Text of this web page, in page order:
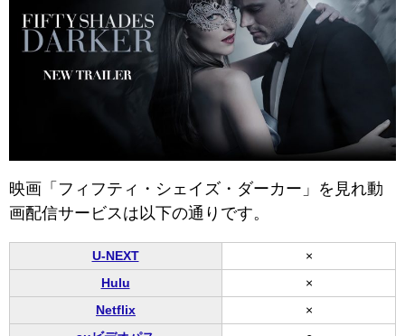
映画「フィフティ・シェイズ・ダーカー」を見れ動
画配信サービスは以下の通りです。
U-NEXT
×
Hulu
×
Netflix
×